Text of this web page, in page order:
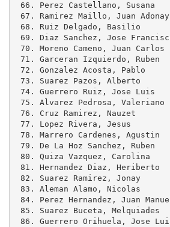
66. Perez Castellano,
67. Ramirez Maillo, Juan
68. Ruiz Delgado, Basilio
69. Diaz Sanchez, Jose
70. Moreno Cameno, Juan
71. Garceran Izquierdo,
72. Gonzalez Acosta,
73. Suarez Pazos, Alberto
74. Guerrero Ruiz, Jose
75. Alvarez Pedrosa,
76. Cruz Ramirez, Nauzet
77. Lopez Rivera, Jesus
78. Marrero Cardenes,
79. De La Hoz Sanchez,
80. Quiza Vazquez, Carolina
81. Hernandez Diaz,
82. Suarez Ramirez, Jonay
83. Aleman Alamo, Nicolas
84. Perez Hernandez, Juan
85. Suarez Buceta,
86. Guerrero Orihuela, Jose